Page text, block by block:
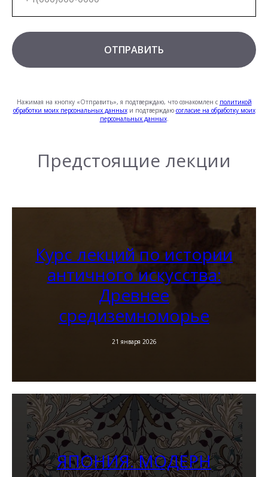
ОТПРАВИТЬ
Нажимая на кнопку «Отправить», я подтверждаю, что ознакомлен с политикой
обработки моих персональных данныхи подтверждаю согласие на обработку моих
персональных данных.
Предстоящие лекции
Курс лекций по истории
античного искусства:
Древнее
средиземноморье
21 января 2026
ЯПОНИЯ. МОДЕРН